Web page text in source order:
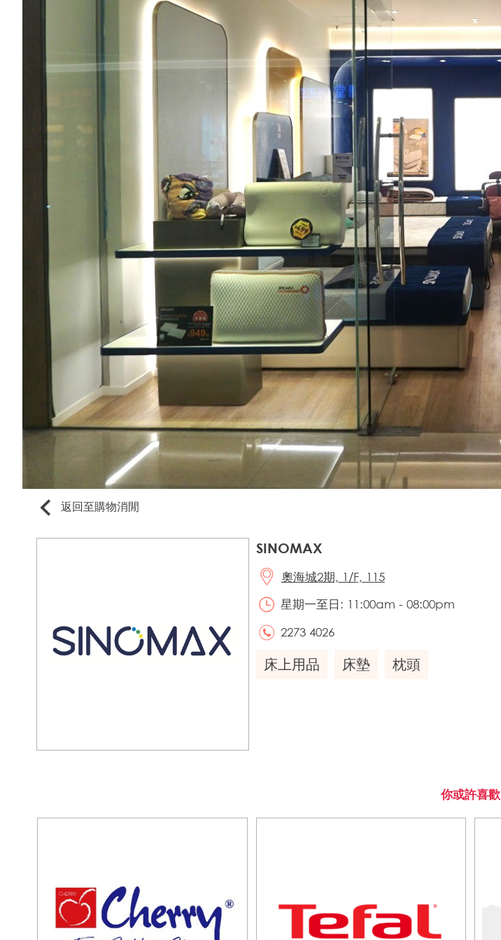
返回至購物消閒
SINOMAX
奧海城2期, 1/F, 115
星期一至日: 11:00am - 08:00pm
2273 4026
床上用品 床墊 枕頭
你或許喜歡